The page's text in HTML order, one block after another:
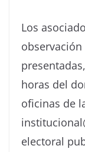
Los
horas del
oficinas de
electoral